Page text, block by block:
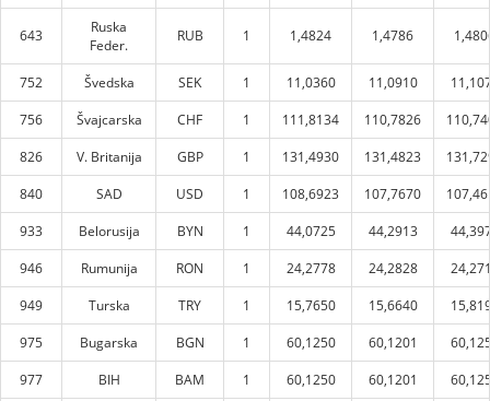
643
Ruska
Feder.
RUB 1 1,4824 1,4786
752 Švedska SEK 1 11,0360 11,0910
756
Švajcarska CHF 1 111,8134 110,7826
826
V. Britanija GBP 1 131,4930 131,4823
840
SAD USD 1 108,6923 107,7670
933
Belorusija BYN 1 44,0725 44,2913
946
Rumunija RON 1 24,2778 24,2828
949
Turska TRY 1 15,7650 15,6640
975
Bugarska BGN 1 60,1250 60,1201
977
BIH BAM 1 60,1250 60,1201